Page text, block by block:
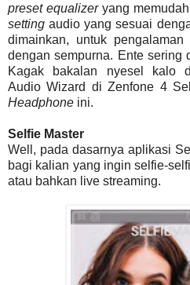
preset equalizeryang
settingaudio yang sesuai
dimainkan, untuk pengalaman
dengan sempurna. Ente sering
Kagak bakalan nyesel kalo
Audio Wizard di Zenfone 4
Headphone ini.
Selfie Master
Well, pada dasarnya aplikasi
bagi kalian yang ingin selfie-
atau bahkan live streaming.